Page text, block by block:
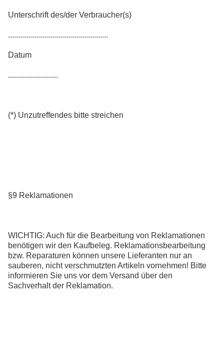
Unterschrift des/der Verbraucher(s)
..................................................
Datum
.........................
(*) Unzutreffendes bitte streichen
§9 Reklamationen
WICHTIG: Auch für die Bearbeitung von Reklamationen
benötigen wir den Kaufbeleg. Reklamationsbearbeitung
bzw. Reparaturen können unsere Lieferanten nur an
sauberen, nicht verschmutzten Artikeln vornehmen! Bitte
informieren Sie uns vor dem Versand über den
Sachverhalt der Reklamation.